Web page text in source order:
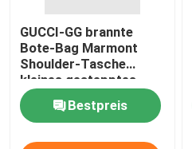
GUCCI-GG brannte
Bote-Bag Marmont
Shoulder-Tasche
kleines gestepptes
Leder ein
Bestpreis